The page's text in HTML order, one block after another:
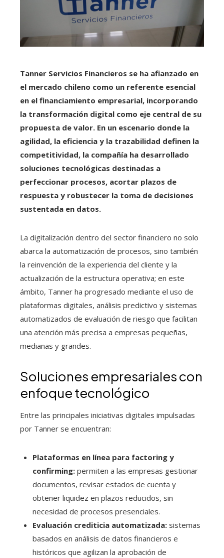
Tanner Servicios Financieros se ha afianzado en
el mercado chileno como un referente esencial
en el financiamiento empresarial, incorporando
la transformación digital como eje central de su
propuesta de valor. En un escenario donde la
agilidad, la eficiencia y la trazabilidad definen la
competitividad, la compañía ha desarrollado
soluciones tecnológicas destinadas a
perfeccionar procesos, acortar plazos de
respuesta y robustecer la toma de decisiones
sustentada en datos.
La digitalización dentro del sector financiero no solo
abarca la automatización de procesos, sino también
la reinvención de la experiencia del cliente y la
actualización de la estructura operativa; en este
ámbito, Tanner ha progresado mediante el uso de
plataformas digitales, análisis predictivo y sistemas
automatizados de evaluación de riesgo que facilitan
una atención más precisa a empresas pequeñas,
medianas y grandes.
Soluciones empresariales con
enfoque tecnológico
Entre las principales iniciativas digitales impulsadas
por Tanner se encuentran:
Plataformas en línea para factoring y
confirming: permiten a las empresas gestionar
documentos, revisar estados de cuenta y
obtener liquidez en plazos reducidos, sin
necesidad de procesos presenciales.
Evaluación crediticia automatizada: sistemas
basados en análisis de datos financieros e
históricos que agilizan la aprobación de